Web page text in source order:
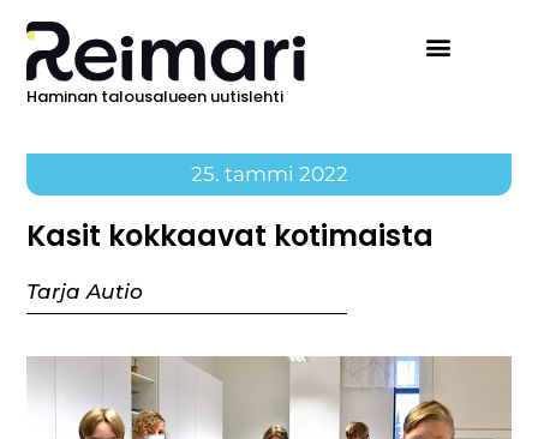
Haminan talousalueen uutislehti
25. tammi 2022
Kasit kokkaavat kotimaista
Tarja Autio